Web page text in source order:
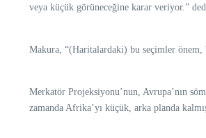
veya küçük görüneceğine karar veriyor.”
Makura, “(Haritalardaki) bu seçimler önem,
Merkatör Projeksiyonu’nun, Avrupa’nın
zamanda Afrika’yı küçük, arka planda